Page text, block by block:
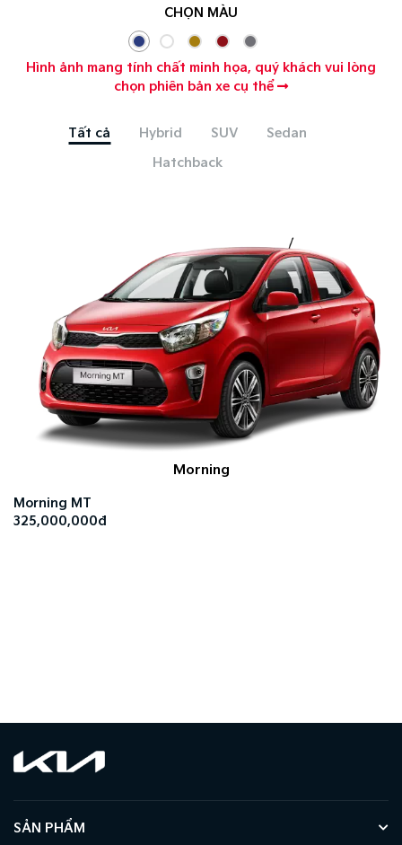
CHỌN MÀU
Hình ảnh mang tính chất minh họa, quý khách vui lòng
chọn phiên bản xe cụ thể
Tất cả Hybrid SUV
Sedan
Hatchback
Morning
Morning MT
325,000,000đ
SẢN PHẨM